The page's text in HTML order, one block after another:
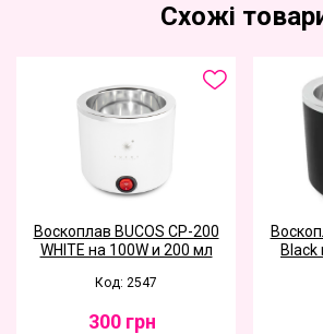
Схожі
Воскоплав BUCOS CP-200
WHITE на 100W и 200 мл
Код: 2547
300 грн
Black